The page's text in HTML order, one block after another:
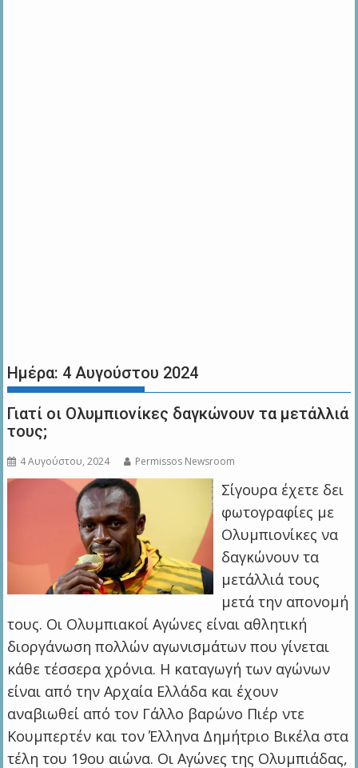
Ημέρα: 4 Αυγούστου 2024
Γιατί οι Ολυμπιονίκες δαγκώνουν τα μετάλλιά
τους;
4 Αυγούστου, 2024 Permissos Newsroom
Σίγουρα έχετε δει
φωτογραφίες με
Ολυμπιονίκες να
δαγκώνουν τα
μετάλλιά τους
μετά την απονομή
τους. Οι Ολυμπιακοί Αγώνες είναι αθλητική
διοργάνωση πολλών αγωνισμάτων που γίνεται
κάθε τέσσερα χρόνια. Η καταγωγή των αγώνων
είναι από την Αρχαία Ελλάδα και έχουν
αναβιωθεί από τον Γάλλο βαρώνο Πιέρ ντε
Κουμπερτέν και τον Έλληνα Δημήτριο Βικέλα στα
τέλη του 19ου αιώνα. Οι Αγώνες της Ολυμπιάδας,